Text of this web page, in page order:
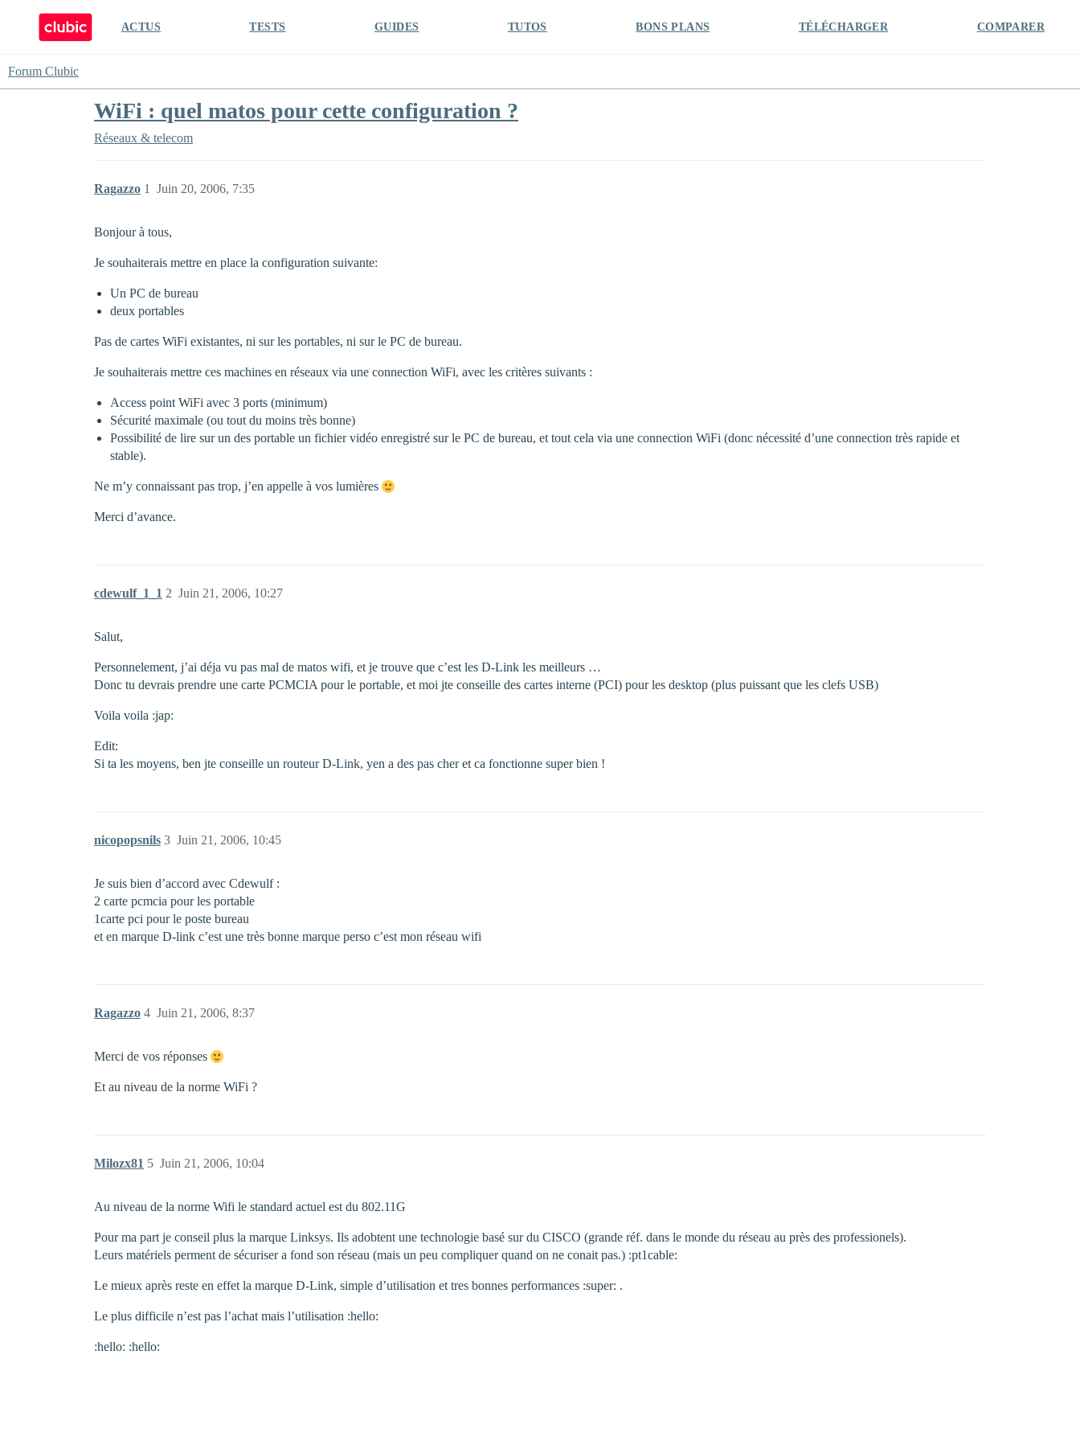
ACTUS TESTS GUIDES TUTOS BONS PLANS TÉLÉCHARGER COMPARER
Forum Clubic
WiFi : quel matos pour cette configuration ?
Réseaux & telecom
Ragazzo Juin 20, 2006, 7:35
1
Bonjour à tous,
Je souhaiterais mettre en place la configuration suivante:
Un PC de bureau
deux portables
Pas de cartes WiFi existantes, ni sur les portables, ni sur le PC de bureau.
Je souhaiterais mettre ces machines en réseaux via une connection WiFi, avec les critères suivants :
Access point WiFi avec 3 ports (minimum)
Sécurité maximale (ou tout du moins très bonne)
Possibilité de lire sur un des portable un fichier vidéo enregistré sur le PC de bureau, et tout cela via une connection WiFi (donc nécessité d’une connection très rapide et
stable).
Ne m’y connaissant pas trop, j’en appelle à vos lumières
Merci d’avance.
cdewulf_1_1 Juin 21, 2006, 10:27
2
Salut,
Personnelement, j’ai déja vu pas mal de matos wifi, et je trouve que c’est les D-Link les meilleurs …
Donc tu devrais prendre une carte PCMCIA pour le portable, et moi jte conseille des cartes interne (PCI) pour les desktop (plus puissant que les clefs USB)
Voila voila :jap:
Edit:
Si ta les moyens, ben jte conseille un routeur D-Link, yen a des pas cher et ca fonctionne super bien !
nicopopsnils Juin 21, 2006, 10:45
3
Je suis bien d’accord avec Cdewulf :
2 carte pcmcia pour les portable
1carte pci pour le poste bureau
et en marque D-link c’est une très bonne marque perso c’est mon réseau wifi
Ragazzo Juin 21, 2006, 8:37
4
Merci de vos réponses
Et au niveau de la norme WiFi ?
Milozx81 Juin 21, 2006, 10:04
5
Au niveau de la norme Wifi le standard actuel est du 802.11G
Pour ma part je conseil plus la marque Linksys. Ils adobtent une technologie basé sur du CISCO (grande réf. dans le monde du réseau au près des professionels).
Leurs matériels perment de sécuriser a fond son réseau (mais un peu compliquer quand on ne conait pas.) :pt1cable:
Le mieux après reste en effet la marque D-Link, simple d’utilisation et tres bonnes performances :super: .
Le plus difficile n’est pas l’achat mais l’utilisation :hello:
:hello: :hello: